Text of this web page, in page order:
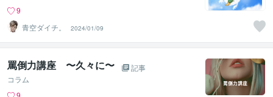
9
青空ダイチ。
2024/01/09
罵倒力講座 〜久々に〜
記事
コラム
9